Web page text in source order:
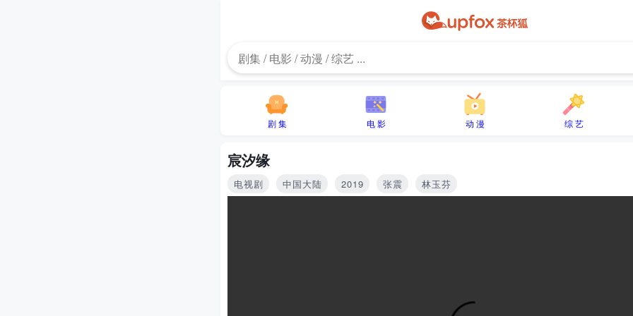
剧 集 电 影 动 漫 综 艺
宸汐缘
电视剧 中国大陆 2019 张震 林玉芬